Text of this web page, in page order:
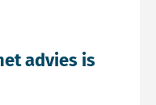
advies is